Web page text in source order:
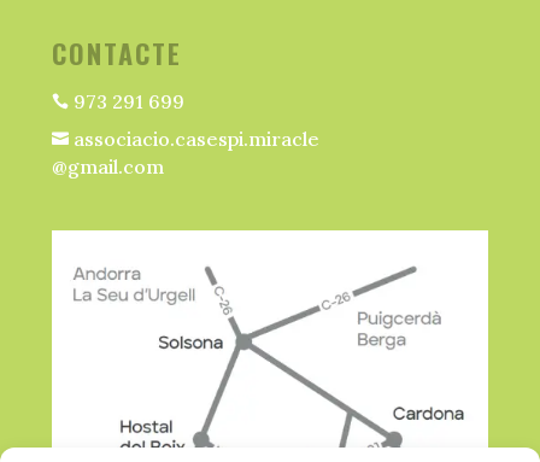
CONTACTE
973 291 699
associacio.casespi.miracle
@gmail.com